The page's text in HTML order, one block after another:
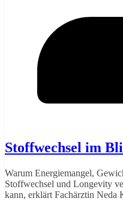
Stoffwechsel im
Warum Energiemangel,
Stoffwechsel und Longevity
kann, erklärt Fachärztin Neda